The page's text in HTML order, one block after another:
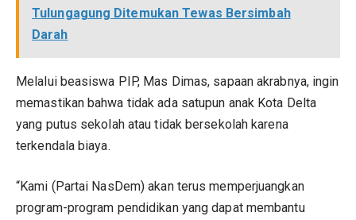
Tulungagung Ditemukan Tewas Bersimbah
Darah
Melalui beasiswa PIP, Mas Dimas, sapaan akrabnya, ingin
memastikan bahwa tidak ada satupun anak Kota Delta
yang putus sekolah atau tidak bersekolah karena
terkendala biaya.
“Kami (Partai NasDem) akan terus memperjuangkan
program-program pendidikan yang dapat membantu